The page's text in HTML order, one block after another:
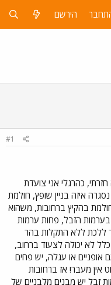
הירשם
#1
כהרגלי אני צועדת
איזה בניין שופץ, חולמת
בהקיץ ברחובות, משהוא
הזבל, פחות ערמות
ללכת ללא התקלות בהר
לא יכולה לצעוד ברחוב,
או עגלה, יש פחים
אין מעבר! אז ברחובות
זבל יש מבנים מלבניים של